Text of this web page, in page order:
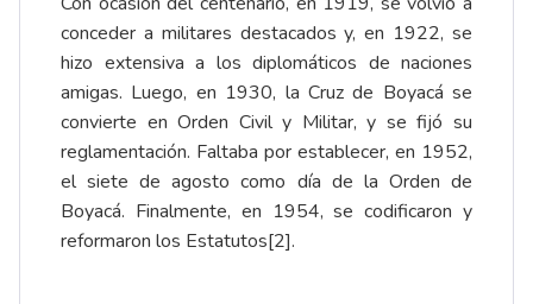
conceder a militares destacados y, en 1922, se
hizo extensiva a los diplomáticos de naciones
amigas. Luego, en 1930, la Cruz de Boyacá se
convierte en Orden Civil y Militar, y se fijó su
reglamentación. Faltaba por establecer, en 1952,
el siete de agosto como día de la Orden de
Boyacá. Finalmente, en 1954, se codificaron y
reformaron los Estatutos[2].